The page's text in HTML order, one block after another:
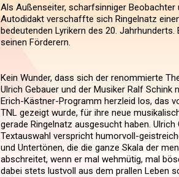
Als Außenseiter, scharfsinniger Beobachter
Autodidakt verschaffte sich Ringelnatz
bedeutenden Lyrikern des 20.
seinen Förderern.
Kein Wunder, dass sich der renommierte
Ulrich Gebauer und der Musiker Ralf Schink
Erich-Kästner-Programm herzleid los, das
TNL gezeigt wurde, für ihre neue
gerade Ringelnatz ausgesucht haben.
Textauswahl verspricht humorvoll-
und Untertönen, die die ganze Skala der
abschreitet, wenn er mal wehmütig, mal
dabei stets lustvoll aus dem prallen Leben